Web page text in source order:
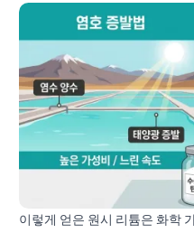
이렇게 얻은 원시 리튬은 화학